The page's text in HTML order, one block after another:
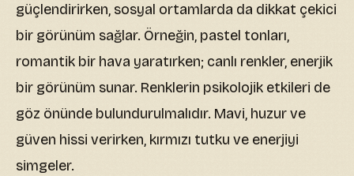
güçlendirirken, sosyal ortamlarda da dikkat çekici
bir görünüm sağlar. Örneğin, pastel tonları,
romantik bir hava yaratırken; canlı renkler, enerjik
bir görünüm sunar. Renklerin psikolojik etkileri de
göz önünde bulundurulmalıdır. Mavi, huzur ve
güven hissi verirken, kırmızı tutku ve enerjiyi
simgeler.